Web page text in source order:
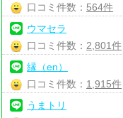
口コミ件数： 564件
ウマセラ
口コミ件数： 2,801件
縁（en）
口コミ件数： 1,915件
うまトリ